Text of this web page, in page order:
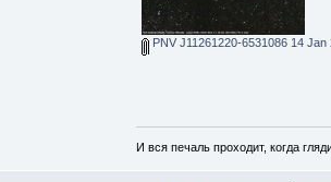
PNV J11261220-6531086 14 Jan
И вся печаль проходит, когда